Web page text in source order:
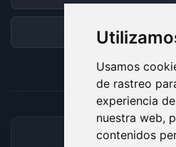
Usamos
de rastreo
experiencia
nuestra web,
contenidos
Foro
MÉTODOS DE